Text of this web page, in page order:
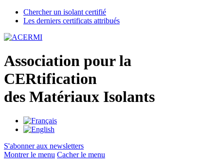
Chercher un isolant certifié
Les derniers certificats attribués
Association pour la
CERtification
des Matériaux Isolants
S'abonner aux newsletters
Montrer le menu Cacher le menu